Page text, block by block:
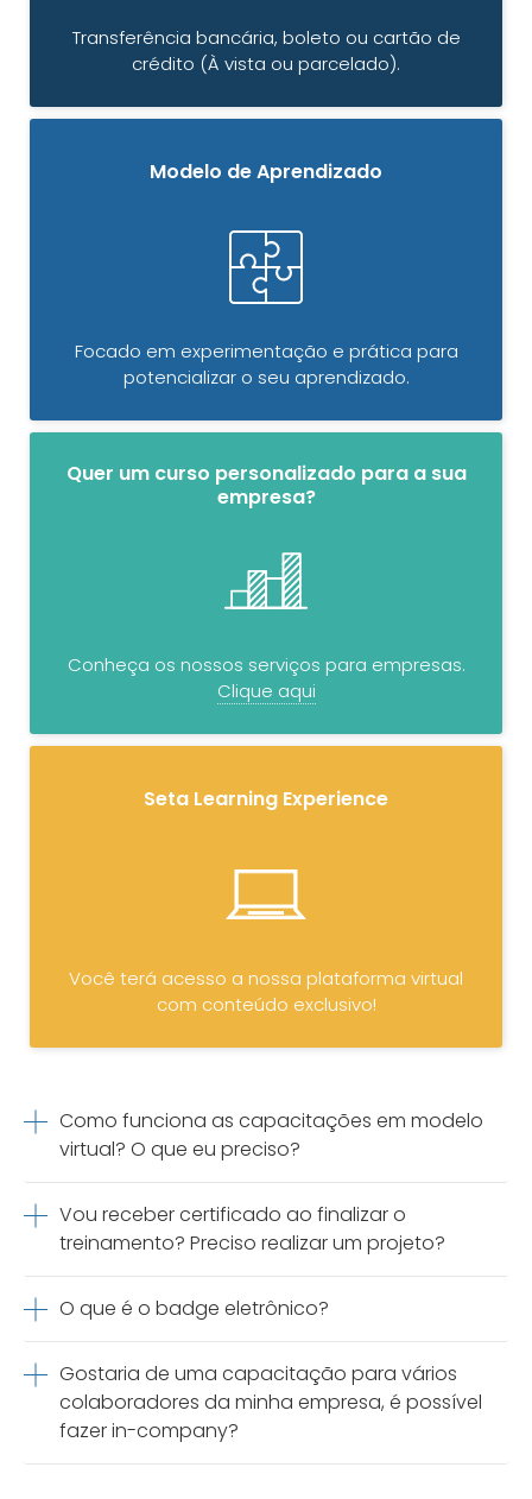
Transferência bancária, boleto ou cartão de
crédito (À vista ou parcelado).
Modelo de Aprendizado
Focado em experimentação e prática para
potencializar o seu aprendizado.
Quer um curso personalizado para a sua
empresa?
Conheça os nossos serviços para empresas.
Clique aqui
Seta Learning Experience
Você terá acesso a nossa plataforma virtual
com conteúdo exclusivo!
Como funciona as capacitações em modelo
virtual? O que eu preciso?
Vou receber certificado ao finalizar o
treinamento? Preciso realizar um projeto?
O que é o badge eletrônico?
Gostaria de uma capacitação para vários
colaboradores da minha empresa, é possível
fazer in-company?